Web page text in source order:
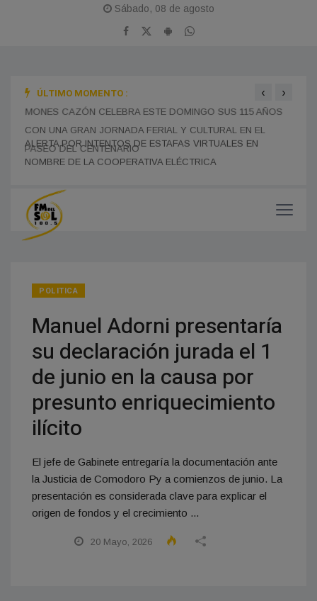
Sábado, 08 de agosto
ÚLTIMO MOMENTO :
ALERTA POR INTENTOS DE ESTAFAS VIRTUALES EN
NOMBRE DE LA COOPERATIVA ELÉCTRICA
MONES CAZÓN CELEBRA ESTE DOMINGO SUS 115 AÑOS
CON UNA GRAN JORNADA FERIAL Y CULTURAL EN EL
PASEO DEL CENTENARIO
‹ ›
POLITICA
Manuel Adorni presentaría
su declaración jurada el 1
de junio en la causa por
presunto enriquecimiento
ilícito
El jefe de Gabinete entregaría la documentación ante
la Justicia de Comodoro Py a comienzos de junio. La
presentación es considerada clave para explicar el
origen de fondos y el crecimiento ...
20 Mayo, 2026